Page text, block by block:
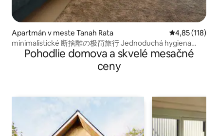
Apartmán v meste Tanah Rata Priemerné
4,85 (118)
minimalistické 断捨離の极简旅行 Jednoduchá hygiena
Bezpečný pobyt + Unifi
Pohodlie domova a skvelé mesačné
ceny